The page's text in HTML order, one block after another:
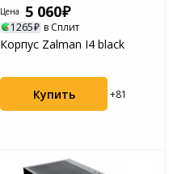
Цена
5 060
1265 в Сплит
Корпус Zalman I4 black
Купить +81